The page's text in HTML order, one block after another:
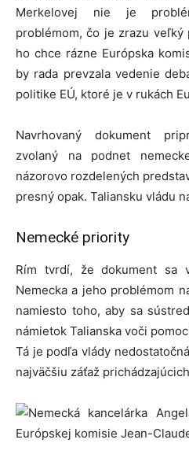
Merkelovej nie je
problémom, čo je zrazu
ho chce rázne Európska
by rada prevzala vedenie
politike EÚ, ktoré je v rukách
Navrhovaný dokument
zvolaný na podnet
názorovo rozdelených
presný opak. Taliansku vládu
Nemecké priority
Rím tvrdí, že dokument sa
Nemecka a jeho problémom
namiesto toho, aby sa
námietok Talianska voči
Tá je podľa vlády
najväčšiu záťaž